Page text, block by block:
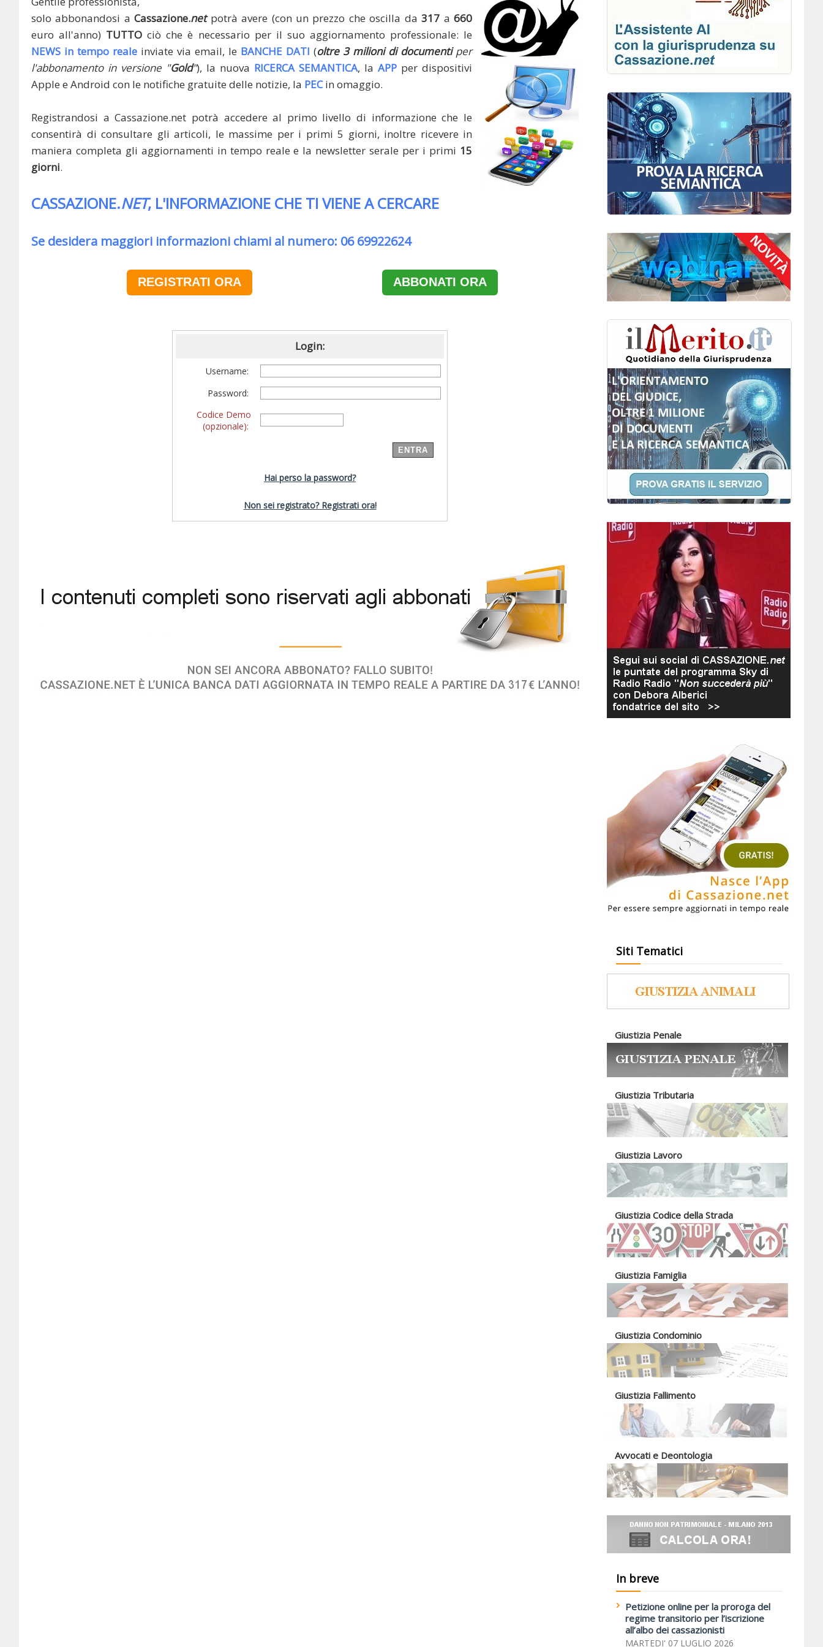
solo abbonandosi aCassazione.netpotrà avere (con un prezzo che oscilla da317 a660
euro all'anno) TUTTO ciò che è necessario per il suo aggiornamento professionale: le
NEWS in tempo reale inviate via email, le BANCHE DATI (oltre 3 milioni di documentiper
l'abbonamento in versione "Gold"), la nuova RICERCA SEMANTICA, la APP per dispositivi
Apple e Android con le notifiche gratuite delle notizie, la PECin omaggio.
Registrandosi a Cassazione.net potrà accedere al primo livello di informazione che le
consentirà di consultare gli articoli, le massime per i primi 5 giorni, inoltre ricevere in
maniera completa gli aggiornamenti in tempo reale e la newsletter serale per i primi 15
giorni.
CASSAZIONE.NET, L'INFORMAZIONE CHE TI VIENE A CERCARE
Se desidera maggiori informazioni chiami al numero: 06 69922624
REGISTRATI ORA ABBONATI ORA
Login:
Username:
Password:
Codice Demo
(opzionale):
Hai perso la password?
Non sei registrato? Registrati ora!
Siti Tematici
Giustizia Penale
Giustizia Tributaria
Giustizia Lavoro
Giustizia Codice della Strada
Giustizia Famiglia
Giustizia Condominio
Giustizia Fallimento
Avvocati e Deontologia
In breve
Petizione online per la proroga del
regime transitorio per l’iscrizione
all’albo dei cassazionisti
MARTEDI' 07 LUGLIO 2026